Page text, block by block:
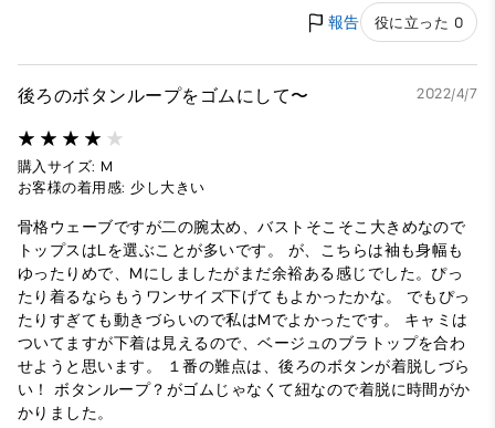
報告 役に立った 0
後ろのボタンループをゴムにして〜 2022/4/7
購入サイズ: M
お客様の着用感: 少し大きい
骨格ウェーブですが二の腕太め、バストそこそこ大きめなので
トップスはLを選ぶことが多いです。 が、こちらは袖も身幅も
ゆったりめで、Mにしましたがまだ余裕ある感じでした。ぴっ
たり着るならもうワンサイズ下げてもよかったかな。 でもぴっ
たりすぎても動きづらいので私はMでよかったです。 キャミは
ついてますが下着は見えるので、ベージュのブラトップを合わ
せようと思います。 １番の難点は、後ろのボタンが着脱しづら
い！ ボタンループ？がゴムじゃなくて紐なので着脱に時間がか
かりました。